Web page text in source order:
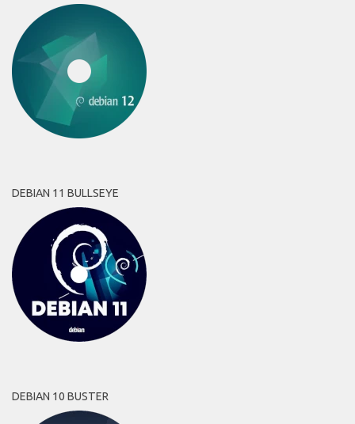
DEBIAN 11 BULLSEYE
DEBIAN 10 BUSTER